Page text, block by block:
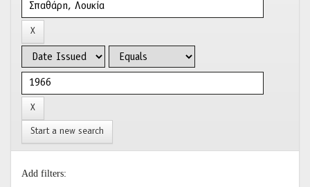
Start a new search
Add filters: